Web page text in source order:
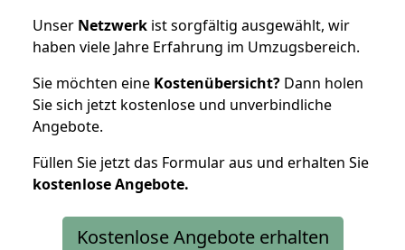
Unser Netzwerk ist sorgfältig ausgewählt, wir
haben viele Jahre Erfahrung im Umzugsbereich.
Sie möchten eine Kostenübersicht? Dann holen
Sie sich jetzt kostenlose und unverbindliche
Angebote.
Füllen Sie jetzt das Formular aus und erhalten Sie
kostenloseAngebote.
Kostenlose Angebote erhalten